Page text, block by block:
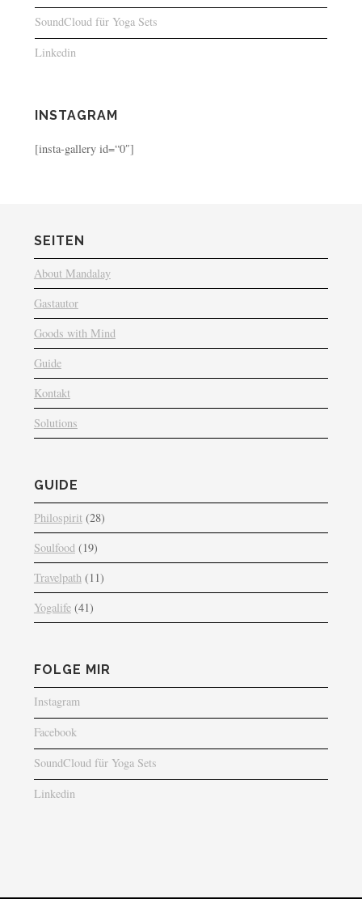
SoundCloud für Yoga Sets
Linkedin
INSTAGRAM
[insta-gallery id=“0″]
SEITEN
About Mandalay
Gastautor
Goods with Mind
Guide
Kontakt
Solutions
GUIDE
Philospirit(28)
Soulfood(19)
Travelpath(11)
Yogalife(41)
FOLGE MIR
Instagram
Facebook
SoundCloud für Yoga Sets
Linkedin